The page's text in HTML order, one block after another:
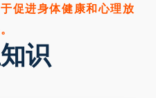
促进身体健康和心理放
识